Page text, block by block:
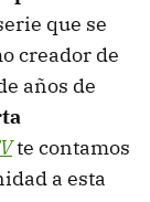
que se
creador de
años de
te contamos
a esta